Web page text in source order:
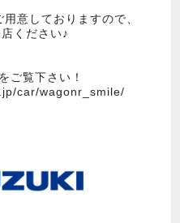
意しておりますので、
ください♪
ご覧下さい！
car/wagonr_smile/